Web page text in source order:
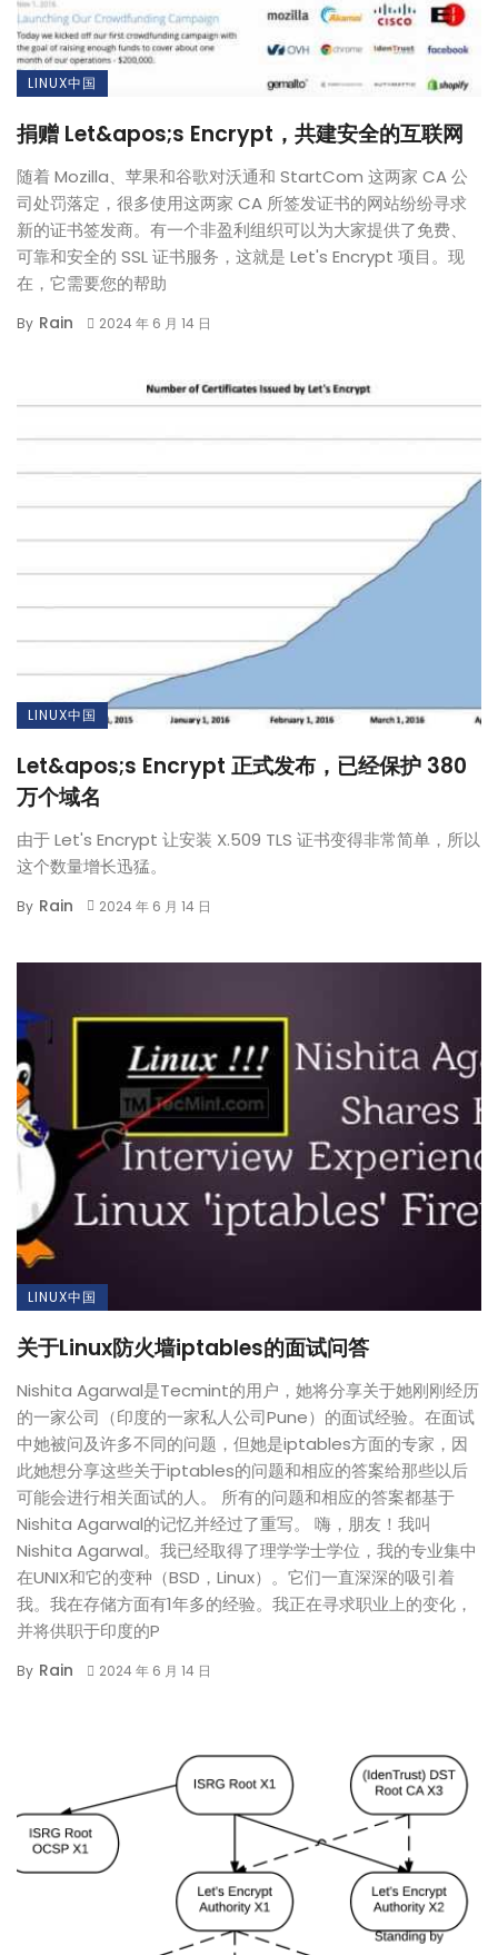
LINUX中国
捐赠 Let&apos;s Encrypt，共建安全的互联网
随着 Mozilla、苹果和谷歌对沃通和 StartCom 这两家 CA 公
司处罚落定，很多使用这两家 CA 所签发证书的网站纷纷寻求
新的证书签发商。有一个非盈利组织可以为大家提供了免费、
可靠和安全的 SSL 证书服务，这就是 Let's Encrypt 项目。现
在，它需要您的帮助
By Rain 2024 年 6 月 14 日
LINUX中国
Let&apos;s Encrypt 正式发布，已经保护 380
万个域名
由于 Let's Encrypt 让安装 X.509 TLS 证书变得非常简单，所以
这个数量增长迅猛。
By Rain 2024 年 6 月 14 日
LINUX中国
关于Linux防火墙iptables的面试问答
Nishita Agarwal是Tecmint的用户，她将分享关于她刚刚经历
的一家公司（印度的一家私人公司Pune）的面试经验。在面试
中她被问及许多不同的问题，但她是iptables方面的专家，因
此她想分享这些关于iptables的问题和相应的答案给那些以后
可能会进行相关面试的人。 所有的问题和相应的答案都基于
Nishita Agarwal的记忆并经过了重写。 嗨，朋友！我叫
Nishita Agarwal。我已经取得了理学学士学位，我的专业集中
在UNIX和它的变种（BSD，Linux）。它们一直深深的吸引着
我。我在存储方面有1年多的经验。我正在寻求职业上的变化，
并将供职于印度的P
By Rain 2024 年 6 月 14 日